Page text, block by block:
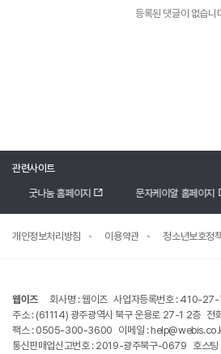
등록된 댓글이 없습니
관련사이트
굿나눔 홈페이지
문자케이알 홈페이지
개인정보처리방침 이용약관 청소년보호정
웹이즈 회사명 : 웹이즈 사업자등록번호 : 410-
주소 : (61114) 광주광역시 북구 운용로 27-1 2층 전
팩스 : 0505-300-3600 이메일 :
통신판매업신고번호 : 2019-광주북구-0679 호스